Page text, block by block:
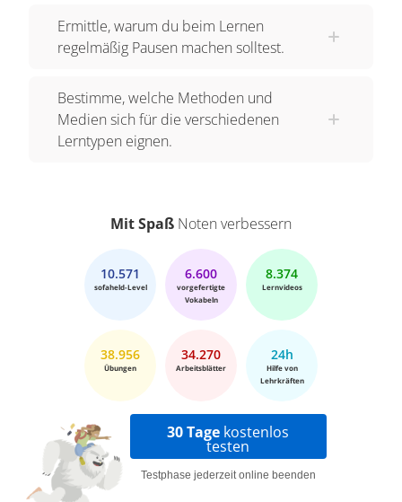
Ermittle, warum du beim Lernen
regelmäßig Pausen machen solltest.
Bestimme, welche Methoden und
Medien sich für die verschiedenen
Lerntypen eignen.
Mit Spaß Noten verbessern
10.571
sofaheld-Level
6.600
vorgefertigte
Vokabeln
8.374
Lernvideos
38.956
Übungen
34.270
Arbeitsblätter
24h
Hilfe von
Lehrkräften
30 Tage kostenlos
testen
Testphase jederzeit online beenden